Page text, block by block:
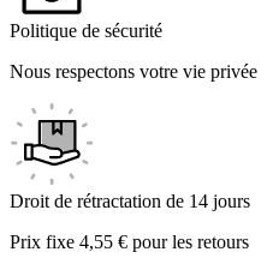
Politique de sécurité
Nous respectons votre vie privée
Droit de rétractation de 14 jours
Prix fixe 4,55 € pour les retours